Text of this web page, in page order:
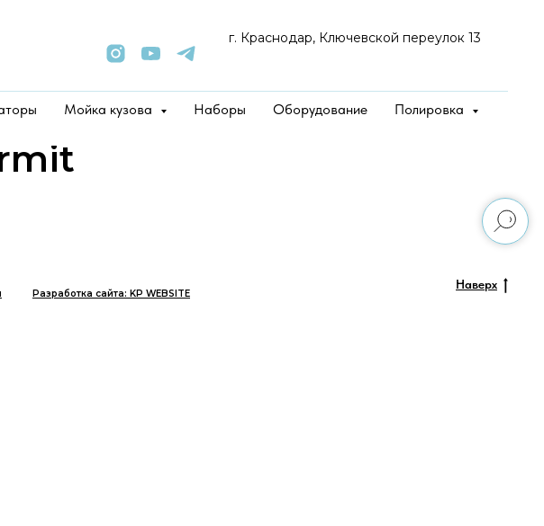
г. Краснодар, Ключевской переулок 13
Мойка кузова Наборы Оборудование
Полировка
Разработка сайта: KP WEBSITE
Наверх